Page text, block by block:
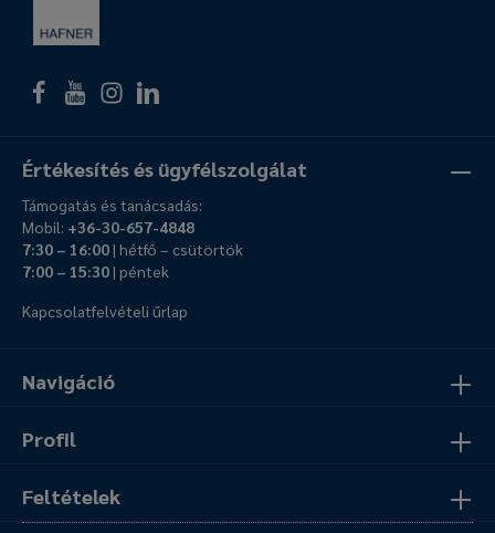
Navigáció
Profil
Feltételek
Értékesítés és ügyfélszolgálat
Támogatás és tanácsadás:
Mobil: +36-30-657-4848
7:30 – 16:00| hétfő – csütörtök
7:00 – 15:30| péntek
Kapcsolatfelvételi űrlap